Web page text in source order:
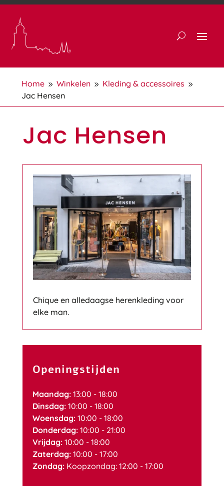
Home 9 Winkelen 9 Kleding & accessoires 9
Jac Hensen
Jac Hensen
Chique en alledaagse herenkleding voor
elke man.
Openingstijden
Maandag:13:00 - 18:00
Dinsdag:10:00 - 18:00
Woensdag:10:00 - 18:00
Donderdag:10:00 - 21:00
Vrijdag:10:00 - 18:00
Zaterdag:10:00 - 17:00
Zondag:Koopzondag: 12:00 - 17:00